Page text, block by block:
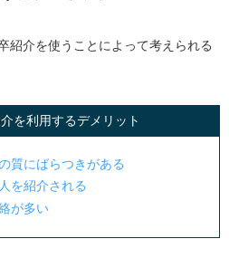
紹介を使うことによって考えられる
を利用するデメリット
質にばらつきがある
を紹介される
が多い